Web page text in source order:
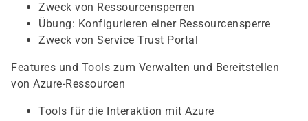
Zweck von Ressourcensperren
Übung: Konfigurieren einer Ressourcensperre
Zweck von Service Trust Portal
Features und Tools zum Verwalten und Bereitstellen
von Azure-Ressourcen
Tools für die Interaktion mit Azure